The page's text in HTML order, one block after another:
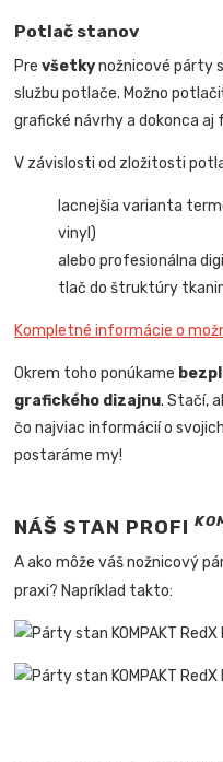
Potlač stanov
Prevšetkynožnicové párty
službu potlače. Možno
grafické návrhy a dokonca
V závislosti od zložitosti
lacnejšia varianta
vinyl)
alebo profesionálna
tlač do štruktúry
Kompletné informácie o
Okrem toho ponúkame
grafického dizajnu. Stačí,
čo najviac informácií o
postaráme my!
NÁŠ STAN PROFI
A ako môže váš nožnicový
praxi? Napríklad takto: